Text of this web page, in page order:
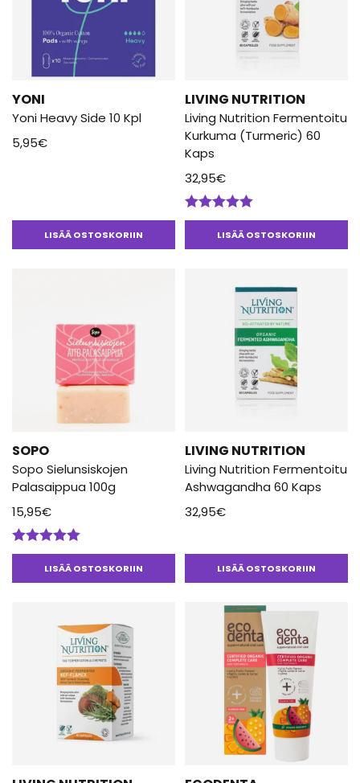
YONI
Yoni Heavy Side 10 Kpl
5,95€
LISÄÄ OSTOSKORIIN
LIVING NUTRITION
Living Nutrition Fermentoitu
Kurkuma (Turmeric) 60
Kaps
32,95€
Arvostelu
tuotteesta:LISÄÄ OSTOSKORIIN
SOPO
Sopo Sielunsiskojen
Palasaippua 100g
15,95€
Arvostelu
tuotteesta:LISÄÄ OSTOSKORIIN
LIVING NUTRITION
Living Nutrition Fermentoitu
Ashwagandha 60 Kaps
32,95€
LISÄÄ OSTOSKORIIN